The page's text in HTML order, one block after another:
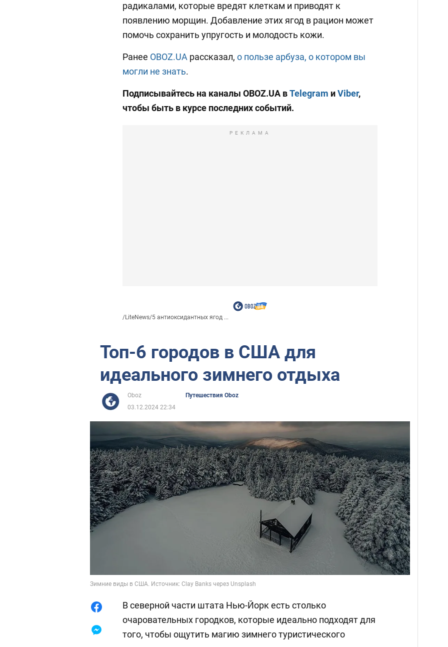
радикалами, которые вредят клеткам и приводят к
появлению морщин. Добавление этих ягод в рацион может
помочь сохранить упругость и молодость кожи.
Ранее OBOZ.UA рассказал, о пользе арбуза, о котором вы
могли не знать.
Подписывайтесь на каналы OBOZ.UA вTelegram иViber,
чтобы быть в курсе последних событий.
РЕКЛАМА
/LiteNews/5 антиоксидантных ягод ...
Топ-6 городов в США для
идеального зимнего отдыха
Oboz
Путешествия Oboz
03.12.2024 22:34
Зимние виды в США. Источник: Clay Banks через Unsplash
В северной части штата Нью-Йорк есть столько
очаровательных городков, которые идеально подходят для
того, чтобы ощутить магию зимнего туристического